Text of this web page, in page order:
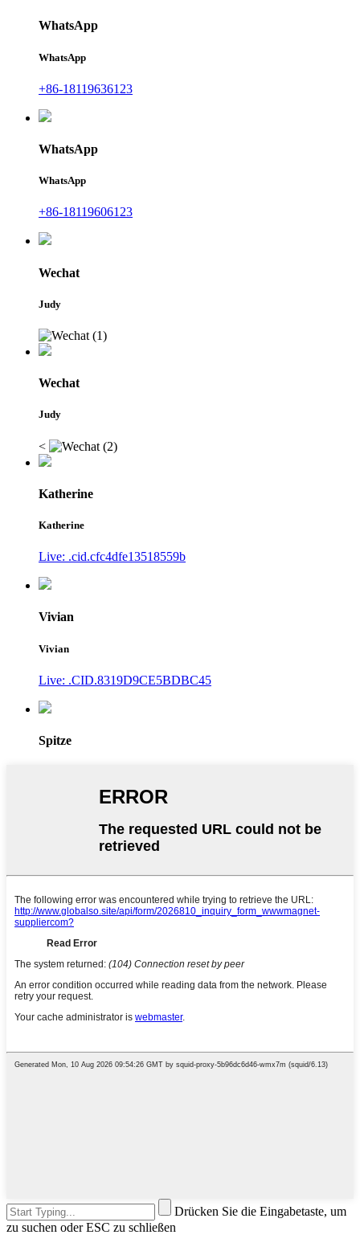
WhatsApp
WhatsApp
+86-18119636123
WhatsApp
WhatsApp
+86-18119606123
Wechat
Judy
Wechat
Judy
<
Katherine
Katherine
Live: .cid.cfc4dfe13518559b
Vivian
Vivian
Live: .CID.8319D9CE5BDBC45
Spitze
Drücken Sie die Eingabetaste, um
zu suchen oder ESC zu schließen